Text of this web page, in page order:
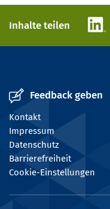
Inhalte teilen
Feedback geben
Kontakt
Impressum
Datenschutz
Barrierefreiheit
Cookie-Einstellungen